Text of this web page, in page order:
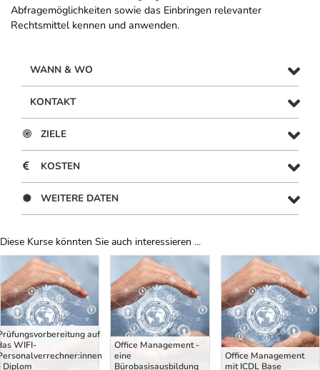
Abfragemöglichkeiten sowie das Einbringen relevanter
Rechtsmittel kennen und anwenden.
WANN & WO
KONTAKT
ZIELE
KOSTEN
WEITERE DATEN
Diese Kurse könnten Sie auch interessieren ...
Uber Weiterbildungsvorschläge
auf
WIFI-
Diplom
Office Management -
eine
Bürobasisausbildung
Office Management
mit ICDL Base